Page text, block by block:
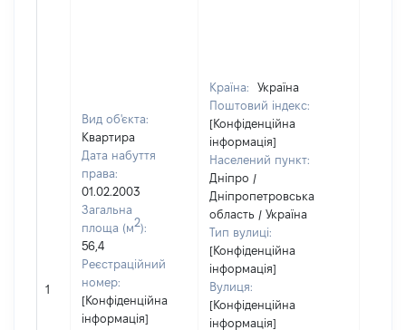
1
Вид об'єкта:
Квартира
Дата набуття
права:
01.02.2003
Загальна
площа (м2):
56,4
Реєстраційний
номер:
[Конфіденційна
інформація]
Країна:
Україна
Поштовий індекс:
[Конфіденційна
інформація]
Населений пункт:
Дніпро /
Дніпропетровська
область / Україна
Тип вулиці:
[Конфіденційна
інформація]
Вулиця:
[Конфіденційна
інформація]